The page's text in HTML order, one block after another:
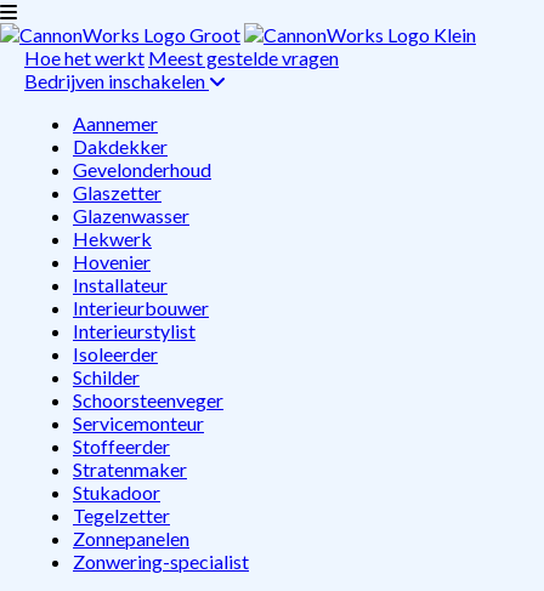
Hoe het werkt Meest gestelde vragen
Bedrijven inschakelen
Aannemer
Dakdekker
Gevelonderhoud
Glaszetter
Glazenwasser
Hekwerk
Hovenier
Installateur
Interieurbouwer
Interieurstylist
Isoleerder
Schilder
Schoorsteenveger
Servicemonteur
Stoffeerder
Stratenmaker
Stukadoor
Tegelzetter
Zonnepanelen
Zonwering-specialist